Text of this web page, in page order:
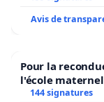
Dans une ville
toute heure,
économiques
Avis de
Pour la
l'école
2026/2027
144 signatures